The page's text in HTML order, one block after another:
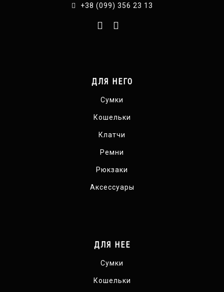
+38 (099) 356 23 13
ДЛЯ НЕГО
Сумки
Кошельки
Клатчи
Ремни
Рюкзаки
Аксессуары
ДЛЯ НЕЕ
Сумки
Кошельки